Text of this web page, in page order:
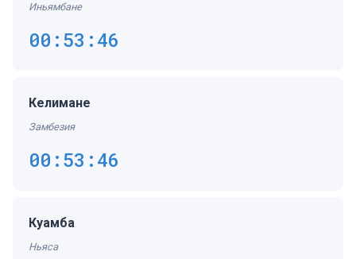
Иньямбане
00:53:47
Келимане
Замбезия
00:53:47
Куамба
Ньяса